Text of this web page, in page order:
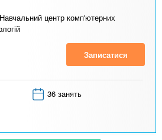
центр комп'ютерних
Записатися
36 занять